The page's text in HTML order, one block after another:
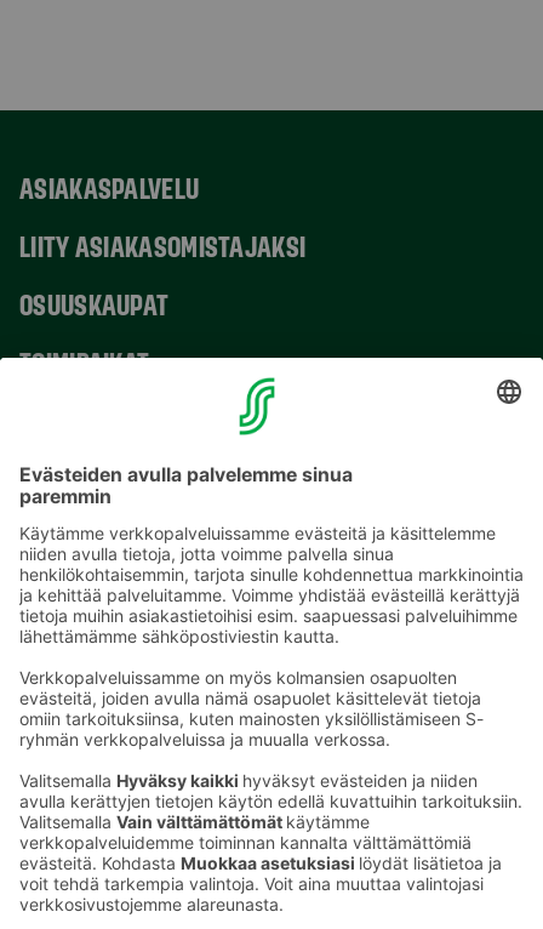
ASIAKASPALVELU
LIITY ASIAKASOMISTAJAKSI
OSUUSKAUPAT
TOIMIPAIKAT
Sähköpostiosoitteet S-ryhmässä ovat muotoa
etunimi.sukunimi@sok.fi
Seuraa meitä: